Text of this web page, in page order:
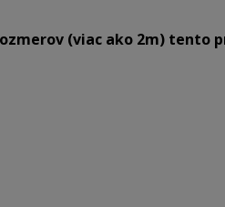
(viac ako 2m) tento